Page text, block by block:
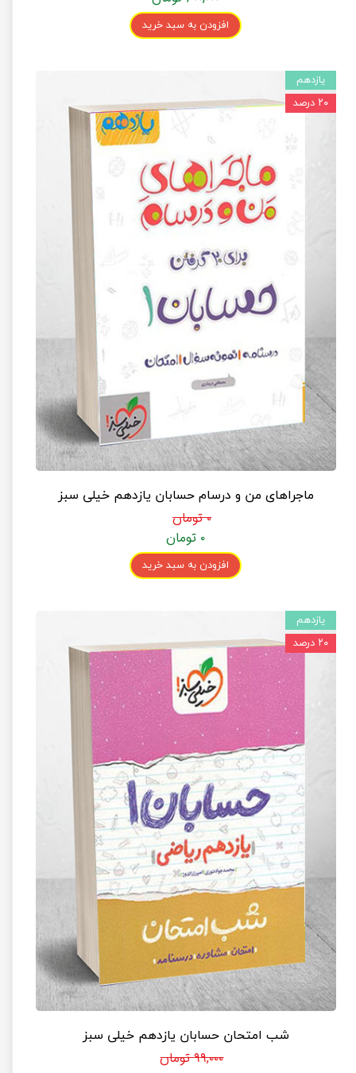
افزودن به سبد خرید
ماجراهای من و درسام حسابان یازدهم خیلی سبز
۰ تومان
۰ تومان
افزودن به سبد خرید
یازدهم
۲۰ درصد
شب امتحان حسابان یازدهم خیلی سبز
۹۹,۰۰۰ تومان
یازدهم
۲۰ درصد